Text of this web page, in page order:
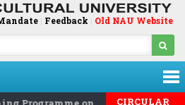
| Feedback | Old NAU Website
CIRCULAR